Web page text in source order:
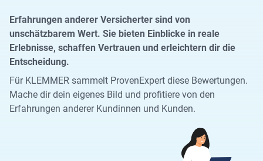
Erfahrungen anderer Versicherter sind von
unschätzbarem Wert. Sie bieten Einblicke in reale
Erlebnisse, schaffen Vertrauen und erleichtern dir die
Entscheidung.
Für KLEMMER sammelt ProvenExpert diese Bewertungen.
Mache dir dein eigenes Bild und profitiere von den
Erfahrungen anderer Kundinnen und Kunden.